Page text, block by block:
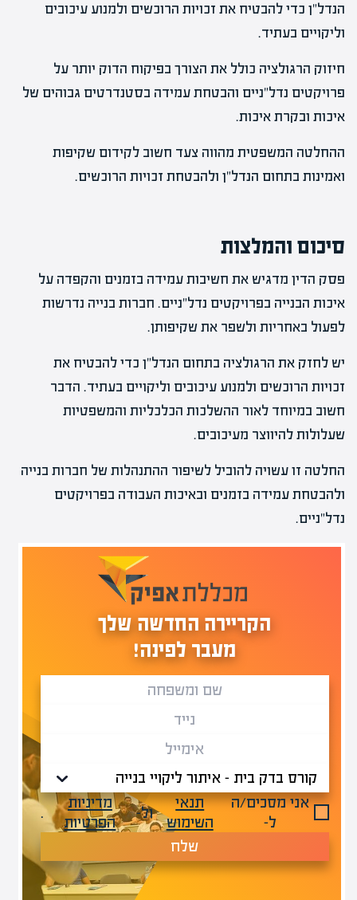
הנדל"ן כדי להבטיח את זכויות הרוכשים ולמנוע עיכובים
וליקויים בעתיד.
חיזוק הרגולציה כולל את הצורך בפיקוח הדוק יותר על
פרויקטים נדל"ניים והבטחת עמידה בסטנדרטים גבוהים של
איכות ובקרת איכות.
ההחלטה המשפטית מהווה צעד חשוב לקידום שקיפות
ואמינות בתחום הנדל"ן ולהבטחת זכויות הרוכשים.
סיכום והמלצות
פסק הדין מדגיש את חשיבות עמידה בזמנים והקפדה על
איכות הבנייה בפרויקטים נדל"ניים. חברות בנייה נדרשות
לפעול באחריות ולשפר את שקיפותן.
יש לחזק את הרגולציה בתחום הנדל"ן כדי להבטיח את
זכויות הרוכשים ולמנוע עיכובים וליקויים בעתיד. הדבר
חשוב במיוחד לאור ההשלכות הכלכליות והמשפטיות
שעלולות להיווצר מעיכובים.
החלטה זו עשויה להוביל לשיפור ההתנהלות של חברות בנייה
ולהבטחת עמידה בזמנים ובאיכות העבודה בפרויקטים
נדל"ניים.
הקריירה החדשה שלך
מעבר לפינה!
אני מסכים/ה
ל-
תנאי
השימוש
ול-
מדיניות
הפרטיות
.
שלח